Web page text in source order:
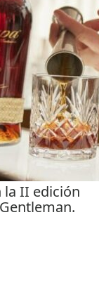
la II edición